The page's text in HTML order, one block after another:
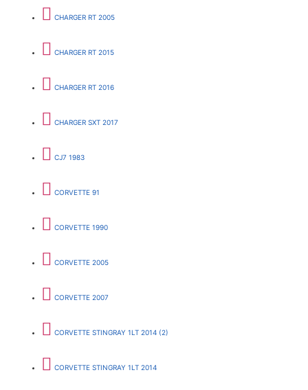
CHARGER RT 2005
CHARGER RT 2015
CHARGER RT 2016
CHARGER SXT 2017
CJ7 1983
CORVETTE 91
CORVETTE 1990
CORVETTE 2005
CORVETTE 2007
CORVETTE STINGRAY 1LT 2014 (2)
CORVETTE STINGRAY 1LT 2014